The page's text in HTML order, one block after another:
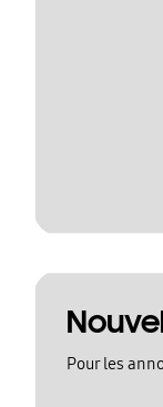
Pour les